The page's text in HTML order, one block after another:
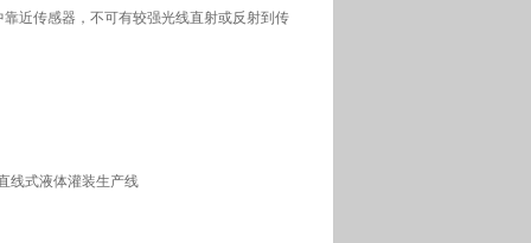
近传感器，不可有较强光线直射或反射到传
线式液体灌装生产线